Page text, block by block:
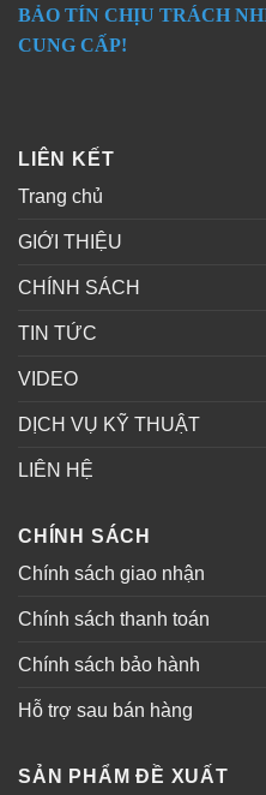
BẢO TÍN CHỊU TRÁCH
CUNG CẤP!
LIÊN KẾT
Trang chủ
GIỚI THIỆU
CHÍNH SÁCH
TIN TỨC
VIDEO
DỊCH VỤ KỸ THUẬT
LIÊN HỆ
CHÍNH SÁCH
Chính sách giao nhận
Chính sách thanh toán
Chính sách bảo hành
Hỗ trợ sau bán hàng
SẢN PHẨM ĐỀ XUẤT